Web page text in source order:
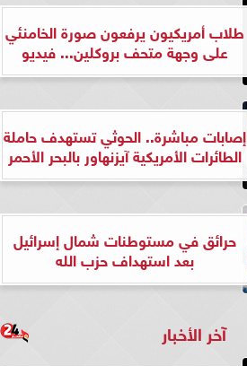
طلاب أمريكيون يرفعون صورة الخامنئي
على وجهة متحف بروكلين... فيديو
إصابات مباشرة.. الحوثي تستهدف حاملة
الطائرات الأمريكية آيزنهاور بالبحر الأحمر
حرائق في مستوطنات شمال إسرائيل
بعد استهداف حزب الله
آخر الأخبار